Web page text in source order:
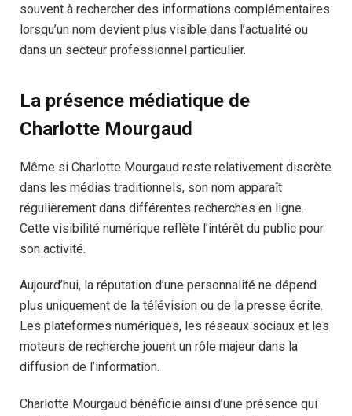
souvent à rechercher des informations complémentaires
lorsqu’un nom devient plus visible dans l’actualité ou
dans un secteur professionnel particulier.
La présence médiatique de
Charlotte Mourgaud
Même si Charlotte Mourgaud reste relativement discrète
dans les médias traditionnels, son nom apparaît
régulièrement dans différentes recherches en ligne.
Cette visibilité numérique reflète l’intérêt du public pour
son activité.
Aujourd’hui, la réputation d’une personnalité ne dépend
plus uniquement de la télévision ou de la presse écrite.
Les plateformes numériques, les réseaux sociaux et les
moteurs de recherche jouent un rôle majeur dans la
diffusion de l’information.
Charlotte Mourgaud bénéficie ainsi d’une présence qui